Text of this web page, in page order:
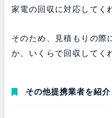
家電の回収に対応してく
そのため、見積もりの際
か、いくらで回収してく
その他提携業者を紹